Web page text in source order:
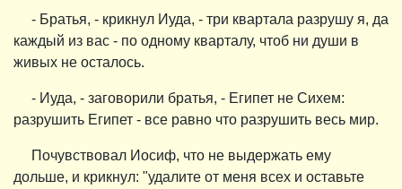
- Братья, - крикнул Иуда, - три квартала разрушу я, да
каждый из вас - по одному кварталу, чтоб ни души в
живых не осталось.
- Иуда, - заговорили братья, - Египет не Сихем:
разрушить Египет - все равно что разрушить весь мир.
Почувствовал Иосиф, что не выдержать ему
дольше, и крикнул: "удалите от меня всех и оставьте